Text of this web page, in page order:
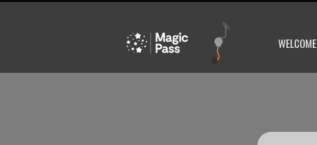
WELCOME